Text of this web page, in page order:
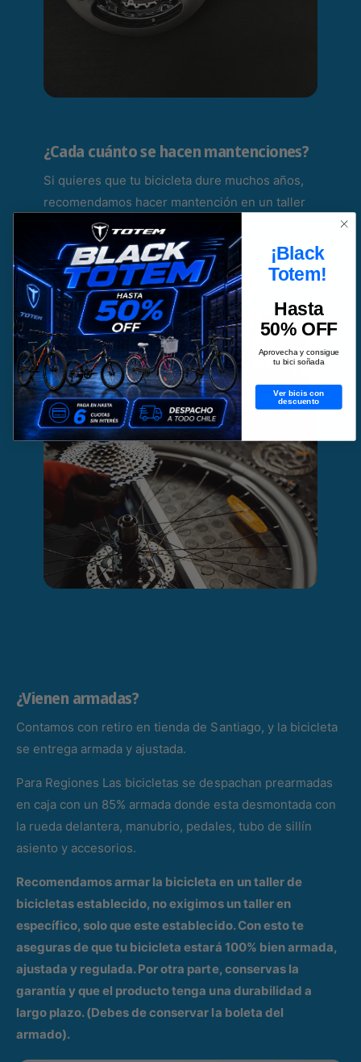
¿Cada cuánto se hacen mantenciones?
Si quieres que tu bicicleta dure muchos años,
recomendamos hacer mantención en un taller
cercano idealmente cada 6 meses. El caso de
las bicicletas urbanas que traen componentes
más simples puede prolongarse más.
¿Vienen armadas?
Contamos con retiro en tienda de Santiago, y la bicicleta
se entrega armada y ajustada.
Para Regiones Las bicicletas se despachan prearmadas
en caja con un 85% armada donde esta desmontada con
la rueda delantera, manubrio, pedales, tubo de sillín
asiento y accesorios.
Recomendamos armar la bicicleta en un taller de
bicicletas establecido, no exigimos un taller en
específico, solo que este establecido. Con esto te
aseguras de que tu bicicleta estará 100% bien armada,
ajustada y regulada. Por otra parte, conservas la
garantía y que el producto tenga una durabilidad a
largo plazo. (Debes de conservar la boleta del
armado).
¡Black
Totem!
Hasta
50% OFF
Aprovecha y consigue
tu bici soñada
Ver bicis con
descuento